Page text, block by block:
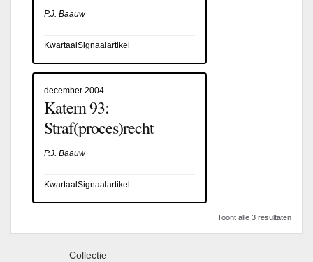
P.J. Baauw
KwartaalSignaalartikel
december 2004
Katern 93:
Straf(proces)recht
P.J. Baauw
KwartaalSignaalartikel
Toont alle 3 resultaten
Collectie